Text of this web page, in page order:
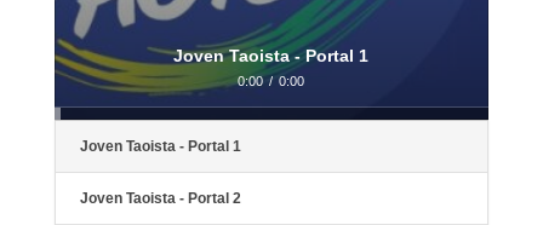
Joven Taoista - Portal 1
0:00 / 0:00
Joven Taoista - Portal 1
Joven Taoista - Portal 2